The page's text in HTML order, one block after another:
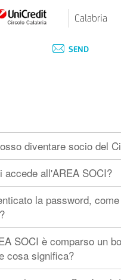
Calabria
SEND
diventare socio del
accede all'AREA SOCI?
cosa significa?